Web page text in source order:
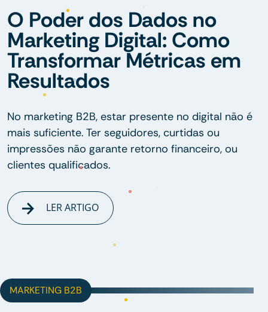
O Poder dos Dados no
Marketing Digital: Como
Transformar Métricas em
Resultados
No marketing B2B, estar presente no digital não é
mais suficiente. Ter seguidores, curtidas ou
impressões não garante retorno financeiro, ou
clientes qualificados.
LER ARTIGO
MARKETING B2B